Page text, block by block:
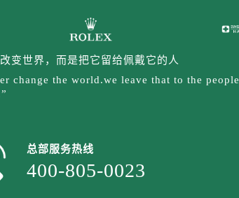
变世界，而是把它留给佩戴它的人
change the world.we leave that to the people
总部服务热线
400-805-0023